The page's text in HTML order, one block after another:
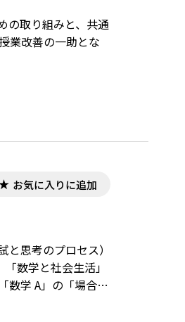
の取り組みと、共通
業改善の一助とな
お気に入りに追加
思考のプロセス）
数学と社会生活」
数学 A」の「場合の